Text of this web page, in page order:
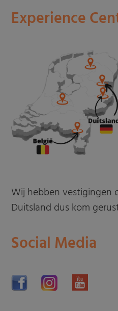
Experience
Wij hebben vestigingen
Duitsland dus kom
Social Media